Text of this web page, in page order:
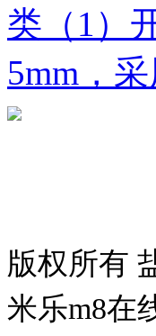
类（1）
5mm，
版权所有
米乐m8在